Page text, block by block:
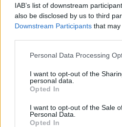
IAB’s list of downstream
also be disclosed by us to third
Downstream Participants that
Personal Data Processing
I want to opt-out of the
personal data.
Opted In
I want to opt-out of the Sale
Personal Data.
Opted In